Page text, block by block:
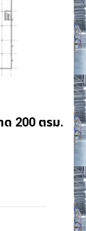
ด 200 ตรม.